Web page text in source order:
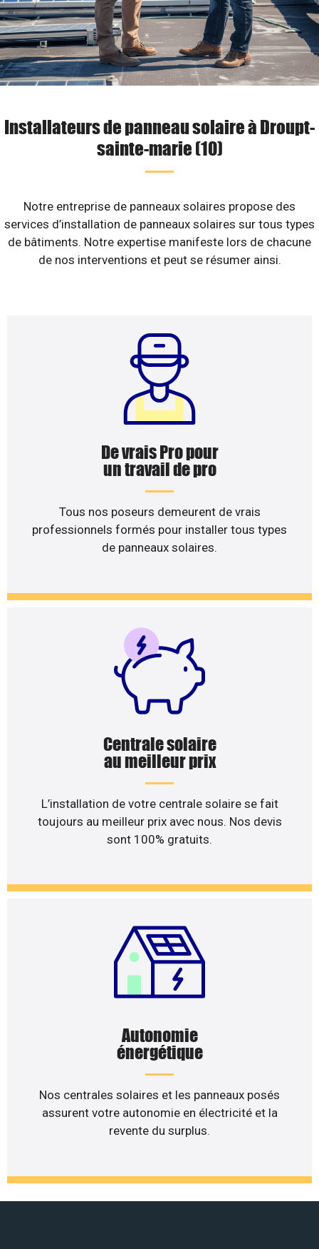
Installateurs de panneau solaire à Droupt-
sainte-marie (10)
Notre entreprise de panneaux solaires propose des
services d’installation de panneaux solaires sur tous types
de bâtiments. Notre expertise manifeste lors de chacune
de nos interventions et peut se résumer ainsi.
De vrais Pro pour
un travail de pro
Tous nos poseurs demeurent de vrais
professionnels formés pour installer tous types
de panneaux solaires.
Centrale solaire
au meilleur prix
L’installation de votre centrale solaire se fait
toujours au meilleur prix avec nous. Nos devis
sont 100% gratuits.
Autonomie
énergétique
Nos centrales solaires et les panneaux posés
assurent votre autonomie en électricité et la
revente du surplus.